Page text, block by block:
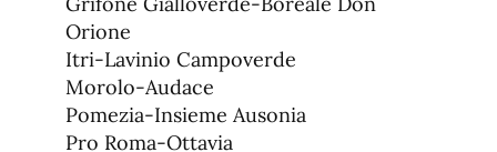
Orione
Itri-Lavinio Campoverde
Morolo-Audace
Pomezia-Insieme Ausonia
Pro Roma-Ottavia